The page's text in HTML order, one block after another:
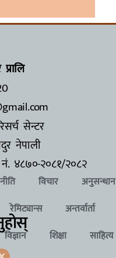
सेन्टर
नेपाली
४८७०-२०८१/२०८२
विचार अनुसन्धान
रेमिट्यान्स अन्तर्वार्ता
विज्ञान शिक्षा साहित्य